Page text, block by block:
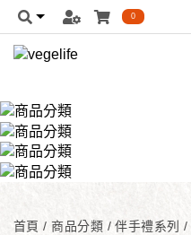
0
首頁/ 商品分類 /伴手禮系列/